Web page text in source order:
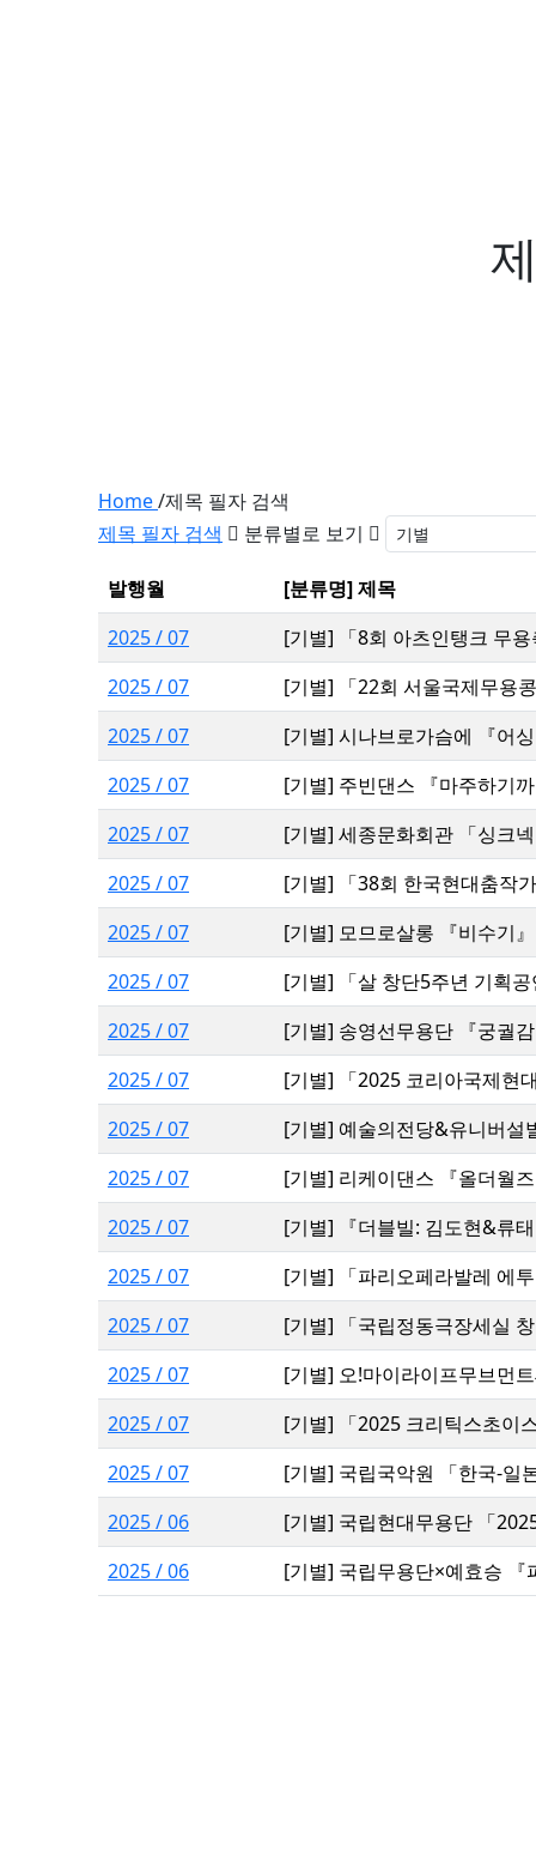
Home/제목 필자 검색
제목 필자 검색
분류별로 보기
발행월
[분류명] 제목
2025 / 07
[기별] 「8회 아츠인탱크 무
2025 / 07
[기별] 「22회 서울국제무용
2025 / 07
[기별] 시나브로가슴에 『어
2025 / 07
[기별] 주빈댄스 『마주하기
2025 / 07
[기별] 세종문화회관 「싱크
2025 / 07
[기별] 「38회 한국현대춤작
2025 / 07
[기별] 모므로살롱 『비수기
2025 / 07
[기별] 「살 창단5주년 기획
2025 / 07
[기별] 송영선무용단 『궁궐
2025 / 07
[기별] 「2025 코리아국제현
2025 / 07
[기별] 예술의전당&유니버설
2025 / 07
[기별] 리케이댄스 『올더월
2025 / 07
[기별] 『더블빌: 김도현&류
2025 / 07
[기별] 「파리오페라발레 에
2025 / 07
[기별] 「국립정동극장세실
2025 / 07
[기별] 오!마이라이프무브먼
2025 / 07
[기별] 「2025 크리틱스초이
2025 / 07
[기별] 국립국악원 「한국-일
2025 / 06
[기별] 국립현대무용단 「
2025 / 06
[기별] 국립무용단×예효승 『